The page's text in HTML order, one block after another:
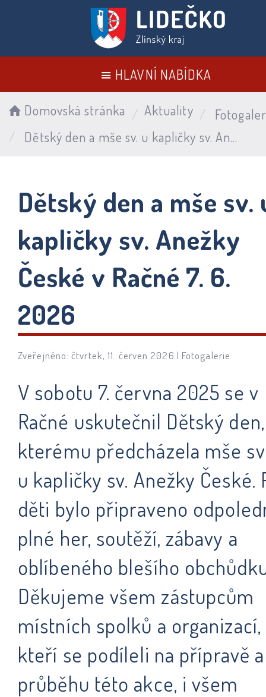
HLAVNÍ NABÍDKA
Domovská stránka Aktuality
Dětský den a mše sv. u kapličky sv. Anežky České v Račné 7. 6. 2026
Dětský den a mše sv.
kapličky sv. Anežky
České v Račné 7. 6.
2026
Zveřejněno: čtvrtek, 11. červen 2026 | Fotogalerie
V sobotu 7. června 2025 se v
Račné uskutečnil Dětský den,
kterému předcházela mše
u kapličky sv. Anežky České.
děti bylo připraveno
plné her, soutěží, zábavy a
oblíbeného blešího
Děkujeme všem zástupcům
místních spolků a organizací,
kteří se podíleli na přípravě a
průběhu této akce, i všem